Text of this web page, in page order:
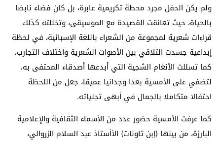
ولم يكن الحفل مجرد محطة تكريمية عابرة، بل كان فضاء نابضا
بالحياة، حيث تعانقت القصيدة مع الموسيقى، وتخللته كذلك
قراءات شعرية لمجموعة من الشعراء باللغة الإسبانية، في لحظة
إبداعية جسدت التلاقي بين الأصوات الشعرية واختلاف التجارب،
كما تسللت الأنغام الشجية التي أبدعها أصدقاء المحتفى به،
لتضفي على الأمسية بعدا وجدانيا عميقا، جعل من اللحظة
احتفالا متكاملا بالجمال في أبهى تجلياته.
كما عرفت الأمسية حضور عدد من الأسماء الثقافية والإعلامية
البارزة، من بينها (إبن تاونات) الأأستاذ عبد السلام الزروالي،